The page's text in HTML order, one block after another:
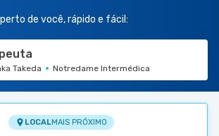
de você, rápido e fácil:
Takeda Notredame Intermédica
LOCALMAIS PRÓXIMO